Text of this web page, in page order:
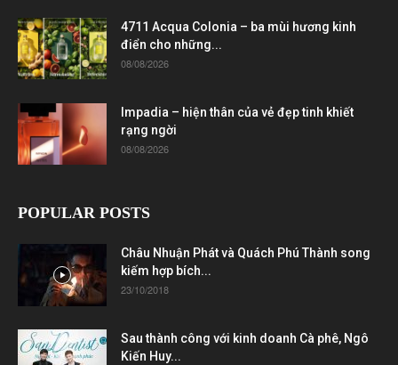
4711 Acqua Colonia – ba mùi hương kinh
điển cho những...
08/08/2026
Impadia – hiện thân của vẻ đẹp tinh khiết
rạng ngời
08/08/2026
POPULAR POSTS
Châu Nhuận Phát và Quách Phú Thành song
kiếm hợp bích...
23/10/2018
Sau thành công với kinh doanh Cà phê, Ngô
Kiến Huy...